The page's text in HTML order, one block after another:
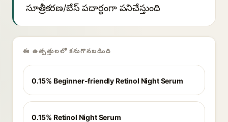
సూత్రీకరణ/బేస్ పదార్థంగా పనిచేస్తుంది
ఈ ఉత్పత్తులలో కనుగొనబడింది
0.15% Beginner-friendly Retinol Night Serum
0.15% Retinol Night Serum